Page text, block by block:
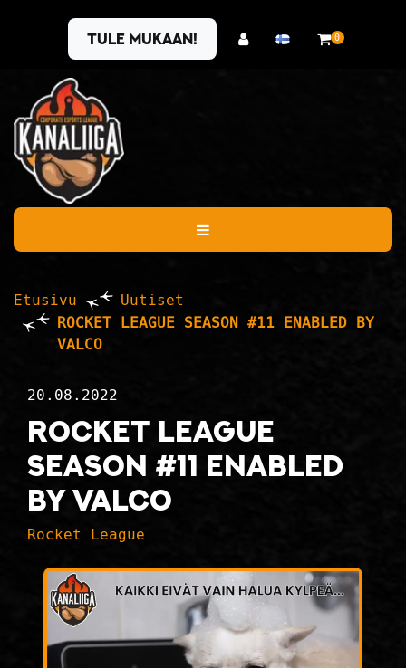
Tule mukaan! 0
Etusivu
Uutiset
ROCKET LEAGUE SEASON #11 ENABLED BY
VALCO
20.08.2022
ROCKET LEAGUE
SEASON #11 ENABLED
BY VALCO
Rocket League